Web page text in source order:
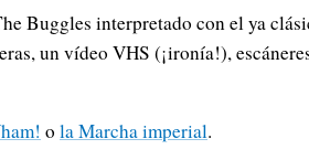
Buggles interpretado con el ya
un vídeo VHS (¡ironía!),
o la Marcha imperial.